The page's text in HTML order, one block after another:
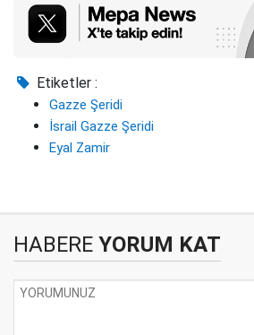
Etiketler :
Gazze Şeridi
İsrail Gazze Şeridi
Eyal Zamir
HABERE YORUM KAT